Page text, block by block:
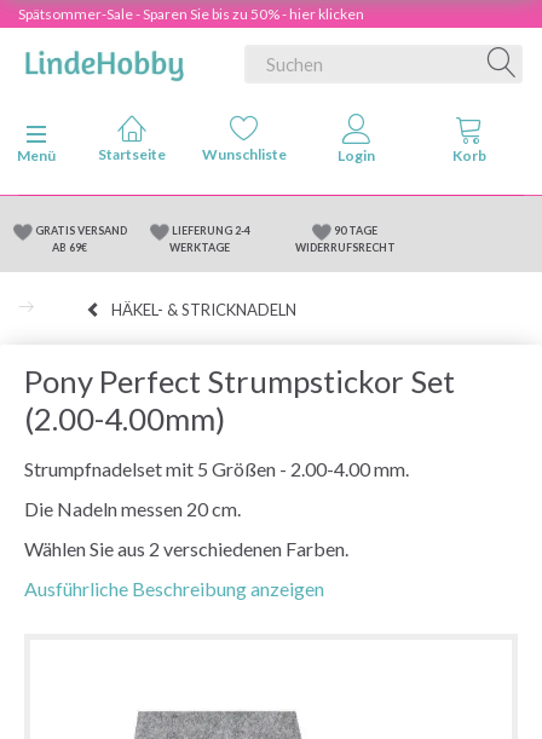
Spätsommer-Sale - Sparen Sie bis zu 50% - hier klicken
Anzeige ändern
Menü
GRATIS VERSAND
AB 69€
LIEFERUNG 2-4
WERKTAGE
90 TAGE
WIDERRUFSRECHT
HÄKEL- & STRICKNADELN
Pony Perfect Strumpstickor Set
(2.00-4.00mm)
Strumpfnadelset mit 5 Größen - 2.00-4.00 mm.
Die Nadeln messen 20 cm.
Wählen Sie aus 2 verschiedenen Farben.
Ausführliche Beschreibung anzeigen